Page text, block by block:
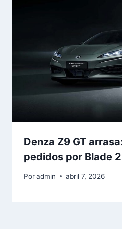
Denza Z9 GT
pedidos por Blade
Poradmin abril 7, 2026